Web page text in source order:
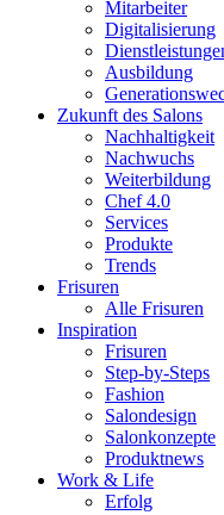
Mitarbeiter
Digitalisierung
Ausbildung
Zukunft des Salons
Nachhaltigkeit
Nachwuchs
Weiterbildung
Chef 4.0
Services
Produkte
Trends
Frisuren
Alle Frisuren
Inspiration
Frisuren
Step-by-Steps
Fashion
Salondesign
Salonkonzepte
Produktnews
Work & Life
Erfolg